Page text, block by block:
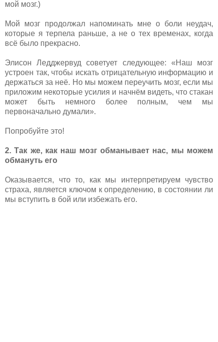
мой мозг.)
Мой мозг продолжал напоминать мне о боли неудач,
которые я терпела раньше, а не о тех временах, когда
всё было прекрасно.
Элисон Ледджервуд советует следующее: «Наш мозг
устроен так, чтобы искать отрицательную информацию и
держаться за неё. Но мы можем переучить мозг, если мы
приложим некоторые усилия и начнём видеть, что стакан
может быть немного более полным, чем мы
первоначально думали».
Попробуйте это!
2. Так же, как наш мозг обманывает нас, мы можем
обмануть его
Оказывается, что то, как мы интерпретируем чувство
страха, является ключом к определению, в состоянии ли
мы вступить в бой или избежать его.